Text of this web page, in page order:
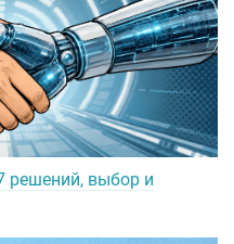
решений, выбор и